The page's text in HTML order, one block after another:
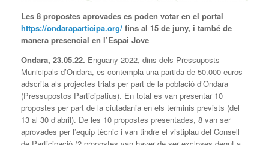
Les 8 propostes aprovades es poden votar en el portal
https://ondaraparticipa.org/ fins al 15 de juny, i també de
manera presencial en l’Espai Jove
Ondara, 23.05.22. Enguany 2022, dins dels Pressuposts
Municipals d’Ondara, es contempla una partida de 50.000 euros
adscrita als projectes triats per part de la població d’Ondara
(Pressupostos Participatius). En total es van presentar 10
propostes per part de la ciutadania en els terminis prevists (del
13 al 30 d’abril). De les 10 propostes presentades, 8 van ser
aprovades per l’equip tècnic i van tindre el vistiplau del Consell